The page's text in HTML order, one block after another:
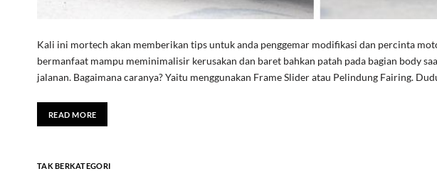
Kali ini mortech akan memberikan tips untuk anda penggemar modifikasi dan percinta
bermanfaat mampu meminimalisir kerusakan dan baret bahkan patah pada bagian body
jalanan. Bagaimana caranya? Yaitu menggunakan Frame Slider atau Pelindung Fairing.
READ MORE
TAK BERKATEGORI